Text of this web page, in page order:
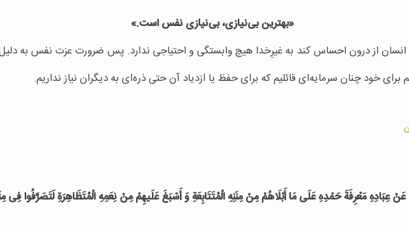
«بهترین بی‌نیازی، بی‌نیازی نفس است.»
از درون احساس کند به غیرِخدا هیچ وابستگی و احتیاجی ندارد. پس ضرورت عزت نفس به
خود چنان سرمایه‌ای قائلیم که برای حفظ یا ازدیاد آن حتی ذره‌ای به دیگران نیاز نداریم.
عِبَادِهِ مَعْرِفَةَ حَمْدِهِ عَلَى مَا أَبْلَاهُمْ مِنْ مِنَنِهِ الْمُتَتَابِعَةِ وَ أَسْبَغَ عَلَیهِمْ مِنْ نِعَمِهِ الْمُتَظَاهِرَةِ لَتَصَرَّفُوا فِی